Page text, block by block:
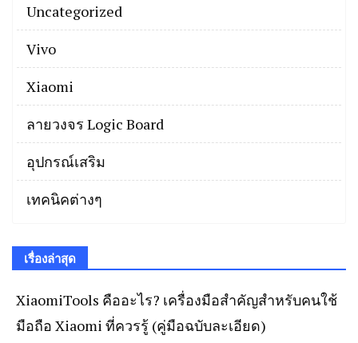
Uncategorized
Vivo
Xiaomi
ลายวงจร Logic Board
อุปกรณ์เสริม
เทคนิคต่างๆ
เรื่องล่าสุด
XiaomiTools คืออะไร? เครื่องมือสำคัญสำหรับคนใช้
มือถือ Xiaomi ที่ควรรู้ (คู่มือฉบับละเอียด)